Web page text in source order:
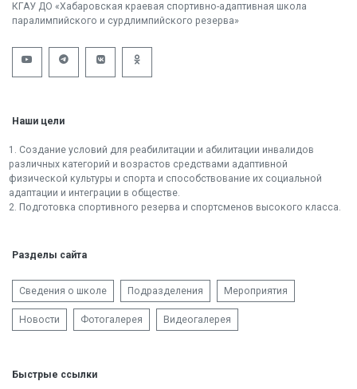
КГАУ ДО «Хабаровская краевая спортивно-адаптивная школа
паралимпийского и сурдлимпийского резерва»
Наши цели
1. Создание условий для реабилитации и абилитации инвалидов
различных категорий и возрастов средствами адаптивной
физической культуры и спорта и способствование их социальной
адаптации и интеграции в обществе.
2. Подготовка спортивного резерва и спортсменов высокого класса.
Разделы сайта
Сведения о школе Подразделения Мероприятия
Новости Фотогалерея Видеогалерея
Быстрые ссылки